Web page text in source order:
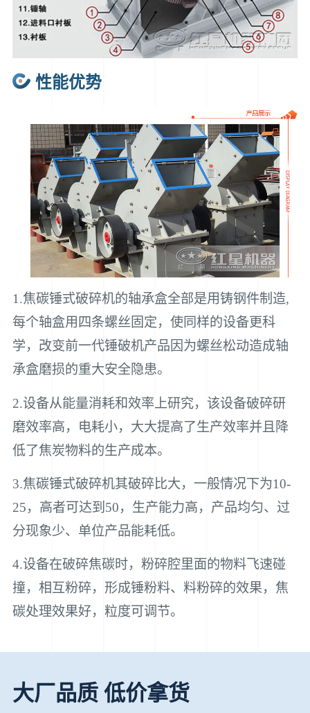
性能优势
1.焦碳锤式破碎机的轴承盒全部是用铸钢件制造,
每个轴盒用四条螺丝固定，使同样的设备更科
学，改变前一代锤破机产品因为螺丝松动造成轴
承盒磨损的重大安全隐患。
2.设备从能量消耗和效率上研究，该设备破碎研
磨效率高，电耗小，大大提高了生产效率并且降
低了焦炭物料的生产成本。
3.焦碳锤式破碎机其破碎比大，一般情况下为10-
25，高者可达到50，生产能力高，产品均匀、过
分现象少、单位产品能耗低。
4.设备在破碎焦碳时，粉碎腔里面的物料飞速碰
撞，相互粉碎，形成锤粉料、料粉碎的效果，焦
碳处理效果好，粒度可调节。
大厂品质 低价拿货